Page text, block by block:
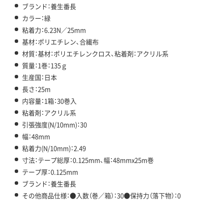
ブランド：養生番長
カラー：緑
粘着力：6.23N／25mm
基材：ポリエチレン、合繊布
材質：基材：ポリエチレンクロス、粘着剤：アクリル系
質量：1巻：135ｇ
生産国：日本
長さ：25m
内容量：1箱：30巻入
粘着剤：アクリル系
引張強度(N/10mm)：30
幅：48mm
粘着力(N/10mm)：2.49
寸法：テープ総厚：0.125mm、幅：48mmx25m巻
テープ厚：0.125mm
ブランド：養生番長
その他商品仕様：●入数（巻／箱）：30●保持力（落下物）：0